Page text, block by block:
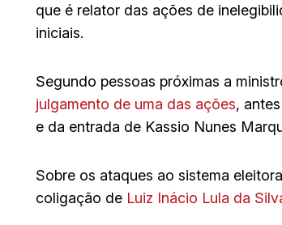
que é relator das ações de
iniciais.
Segundo pessoas próximas a
julgamento de uma das ações,
e da entrada de Kassio Nunes
Sobre os ataques ao sistema
coligação de Luiz Inácio Lula da